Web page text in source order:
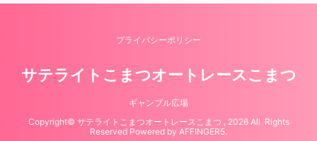
プライバシーポリシー
サテライトこまつオートレースこまつ
ギャンブル広場
Copyright© サテライトこまつオートレースこまつ , 2026 All Rights
Reserved Powered by AFFINGER5.